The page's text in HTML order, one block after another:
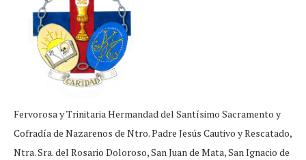
Fervorosa y Trinitaria Hermandad del Santísimo Sacramento y
Cofradía de Nazarenos de Ntro. Padre Jesús Cautivo y Rescatado,
Ntra. Sra. del Rosario Doloroso, San Juan de Mata, San Ignacio de